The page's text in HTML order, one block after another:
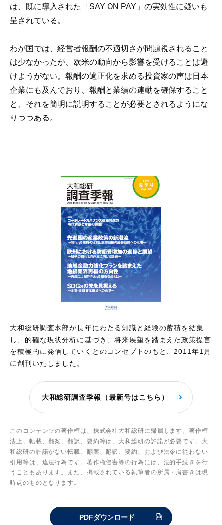
は、既に導入された「SAY ON PAY」の実効性に疑いも
呈されている。
わが国では、経営者報酬の不適切さが問題視されること
は少なかったが、欧米の動向から影響を受けることは避
けようがない。報酬の適正化を求める投資家の声は日本
企業にも及んでおり、報酬と業績の連動を確保すること
と、それを簡明に説明することが必要とされるようにな
りつつある。
大和総研調査本部が長年にわたる知識と経験の蓄積を結集
し、的確な現状分析に基づき、将来展望を踏まえた政策提言
を積極的に発信していくとのコンセプトのもと、2011年1月
に創刊いたしました。
大和総研調査季報（最新号はこちら）
このコンテンツの著作権は、株式会社大和総研に帰属します。著作権
法上、転載、翻案、翻訳、要約等は、大和総研の許諾が必要です。大
和総研の許諾がない転載、翻案、翻訳、要約、および法令に従わない
引用等は、違法行為です。著作権侵害等の行為には、法的手続きを行
うこともあります。また、掲載されている執筆者の所属・肩書きは現
時点のものとなります。
PDFダウンロード